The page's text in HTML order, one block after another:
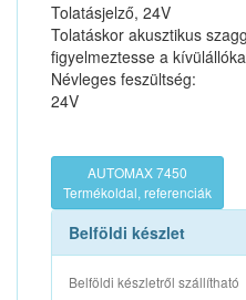
Tolatásjelző, 24V
Tolatáskor akusztikus
figyelmeztesse a
Névleges feszültség:
24V
AUTOMAX 7450
Termékoldal, referenciák
Belföldi készlet
Belföldi készletről szállítható